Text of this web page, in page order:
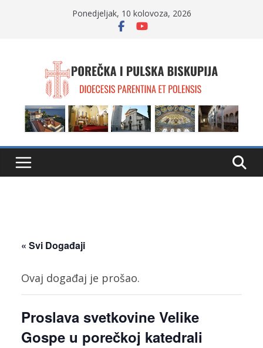
Ponedjeljak, 10 kolovoza, 2026
« Svi Događaji
Ovaj događaj je prošao.
Proslava svetkovine Velike
Gospe u porečkoj katedrali